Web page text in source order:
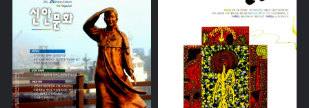
주제 :
유형 :
소장 :
소장 :